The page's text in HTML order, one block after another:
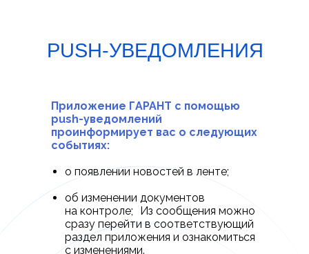
Приложение ГАРАНТ с помощью
push-уведомлений
проинформирует вас о следующих
событиях:
о появлении новостей в ленте;
об изменении документов
на контроле; Из сообщения можно
сразу перейти в соответствующий
раздел приложения и ознакомиться
с изменениями.
PUSH-УВЕДОМЛЕНИЯ